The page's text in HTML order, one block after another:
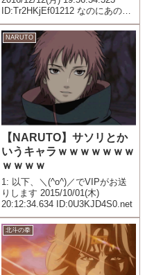
ID:Tr2HKjEf01212 なのにあの仕
打ち かわいそう
NARUTO
【NARUTO】サソリとか
いうキャラｗｗｗｗｗｗｗ
ｗｗｗｗ
1: 以下、＼(^o^)／でVIPがお送
りします 2015/10/01(木)
20:12:34.634 ID:0U3KJD4S0.net
北斗の拳